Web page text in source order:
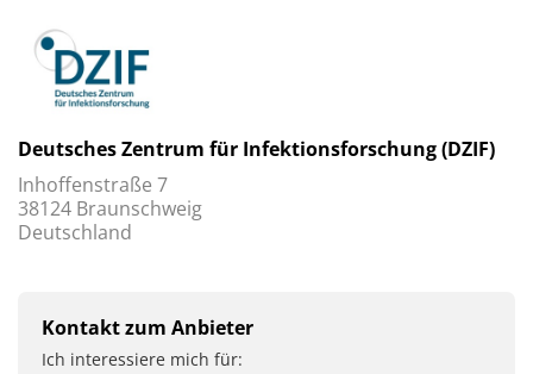
Deutsches Zentrum für Infektionsforschung (DZIF)
Inhoffenstraße 7
38124 Braunschweig
Deutschland
Kontakt zum Anbieter
Ich interessiere mich für: